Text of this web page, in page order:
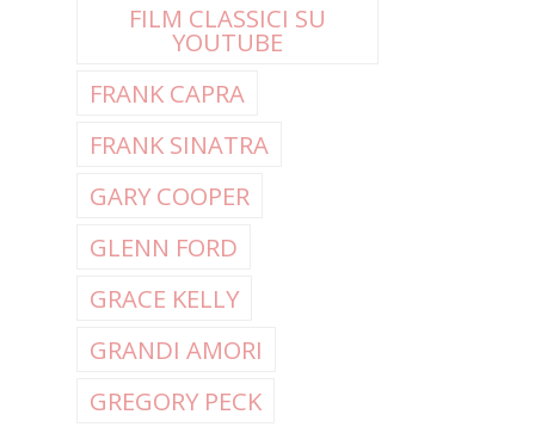
FILM CLASSICI SU
YOUTUBE
FRANK CAPRA
FRANK SINATRA
GARY COOPER
GLENN FORD
GRACE KELLY
GRANDI AMORI
GREGORY PECK